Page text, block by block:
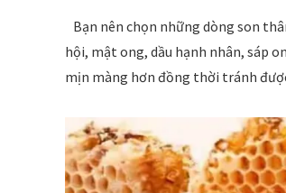
Bạn nên chọn những dòng son
hội, mật ong, dầu hạnh nhân, sáp
mịn màng hơn đồng thời tránh